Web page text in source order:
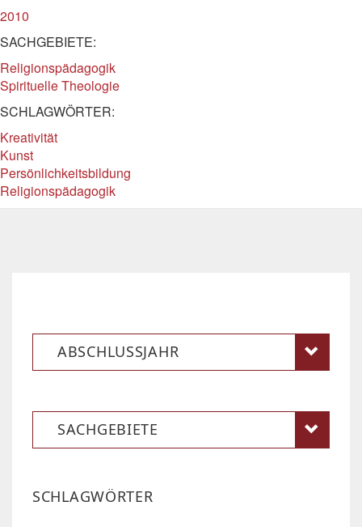
2010
SACHGEBIETE:
Religionspädagogik
Spirituelle Theologie
SCHLAGWÖRTER:
Kreativität
Kunst
Persönlichkeitsbildung
Religionspädagogik
ABSCHLUSSJAHR
SACHGEBIETE
SCHLAGWÖRTER